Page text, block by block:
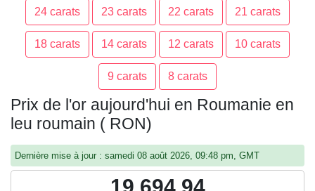
24 carats 23 carats 22 carats 21 carats
18 carats 14 carats 12 carats 10 carats
9 carats 8 carats
Prix de l'or aujourd'hui en Roumanie en
leu roumain ( RON)
Dernière mise à jour : samedi 08 août 2026, 09:48 pm, GMT